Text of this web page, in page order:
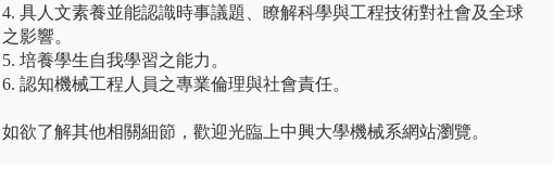
4. 具人文素養並能認識時事議題、瞭解科學與工程技術對社會及全球
之影響。
5. 培養學生自我學習之能力。
6. 認知機械工程人員之專業倫理與社會責任。
如欲了解其他相關細節，歡迎光臨上中興大學機械系網站瀏覽。